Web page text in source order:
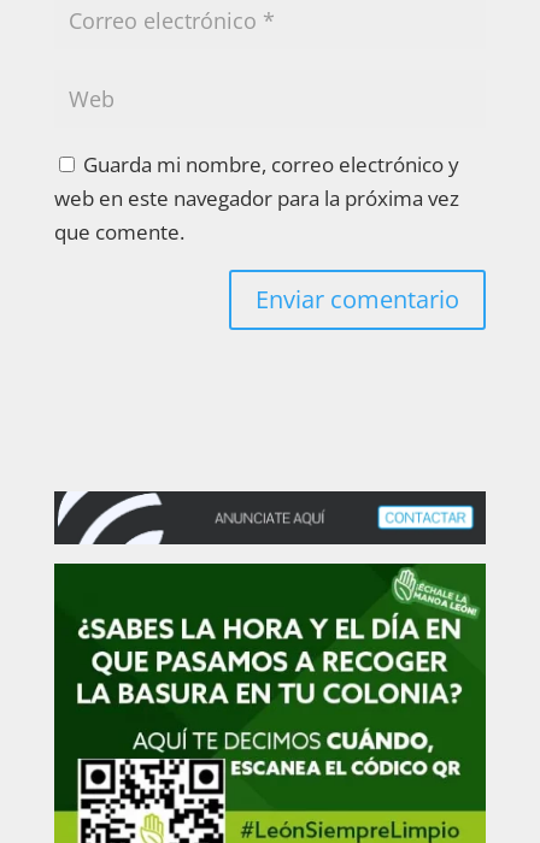
Guarda mi nombre, correo electrónico y
web en este navegador para la próxima vez
que comente.